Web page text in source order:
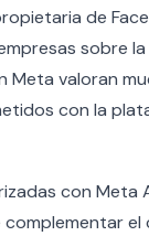
de
sobre
Meta valoran
con la
con Meta